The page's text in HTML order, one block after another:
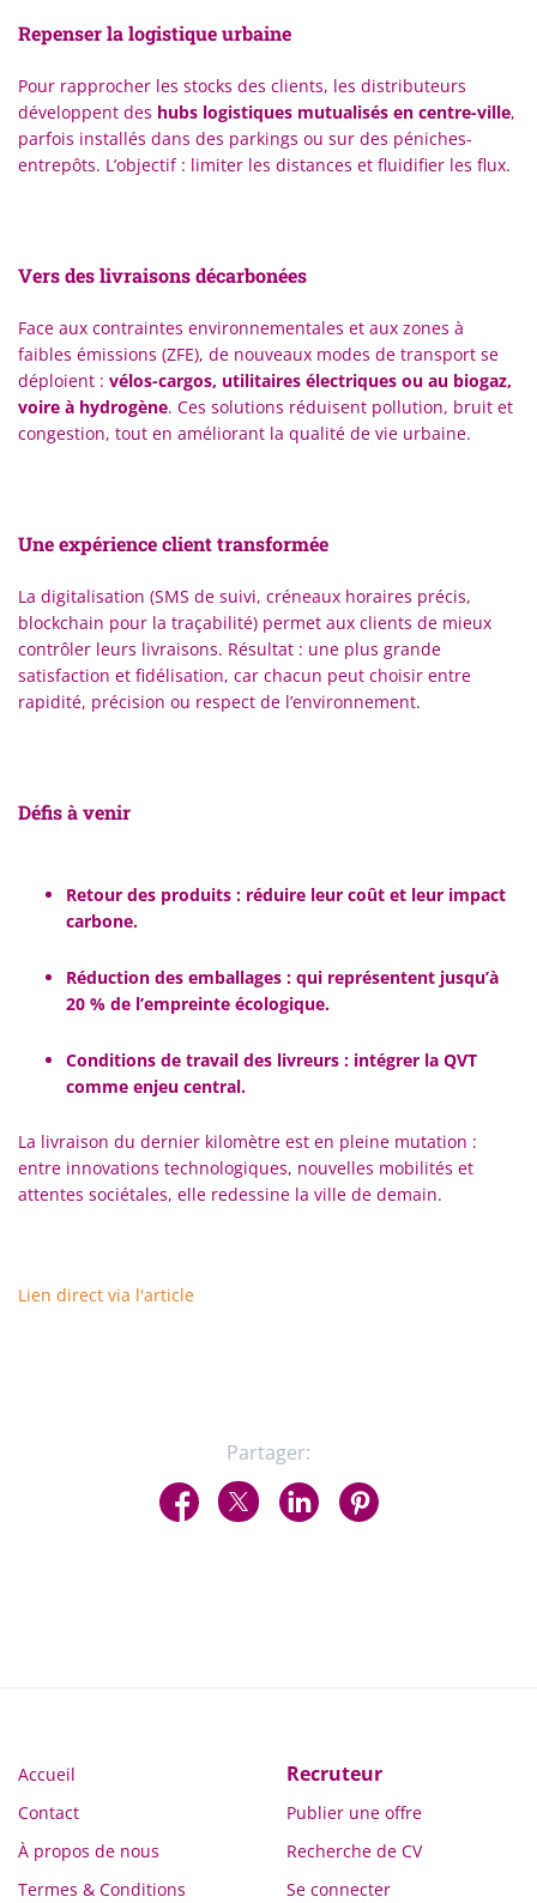
Repenser la logistique urbaine
Pour rapprocher les stocks des clients, les distributeurs
développent des hubs logistiques mutualisés en centre-ville,
parfois installés dans des parkings ou sur des péniches-
entrepôts. L’objectif : limiter les distances et fluidifier les flux.
Vers des livraisons décarbonées
Face aux contraintes environnementales et aux zones à
faibles émissions (ZFE), de nouveaux modes de transport se
déploient : vélos-cargos, utilitaires électriques ou au biogaz,
voire à hydrogène. Ces solutions réduisent pollution, bruit et
congestion, tout en améliorant la qualité de vie urbaine.
Une expérience client transformée
La digitalisation (SMS de suivi, créneaux horaires précis,
blockchain pour la traçabilité) permet aux clients de mieux
contrôler leurs livraisons. Résultat : une plus grande
satisfaction et fidélisation, car chacun peut choisir entre
rapidité, précision ou respect de l’environnement.
Défis à venir
Retour des produits : réduire leur coût et leur impact
carbone.
Réduction des emballages : qui représentent jusqu’à
20 % de l’empreinte écologique.
Conditions de travail des livreurs : intégrer la QVT
comme enjeu central.
La livraison du dernier kilomètre est en pleine mutation :
entre innovations technologiques, nouvelles mobilités et
attentes sociétales, elle redessine la ville de demain.
Lien direct via l'article
Partager:
Accueil
Contact
À propos de nous
Termes & Conditions
Recruteur
Publier une offre
Recherche de CV
Se connecter